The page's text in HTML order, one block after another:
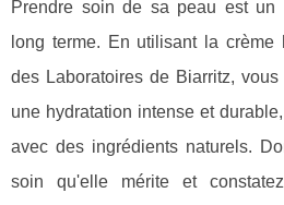
Prendre soin de sa peau est un
long terme. En utilisant la crème
des Laboratoires de Biarritz,
une hydratation intense et
avec des ingrédients naturels.
soin qu'elle mérite et